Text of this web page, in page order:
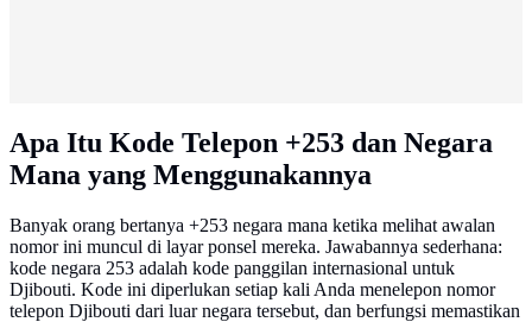
Apa Itu Kode Telepon +253 dan Negara
Mana yang Menggunakannya
Banyak orang bertanya +253 negara mana ketika melihat awalan
nomor ini muncul di layar ponsel mereka. Jawabannya sederhana:
kode negara 253 adalah kode panggilan internasional untuk
Djibouti. Kode ini diperlukan setiap kali Anda menelepon nomor
telepon Djibouti dari luar negara tersebut, dan berfungsi memastikan